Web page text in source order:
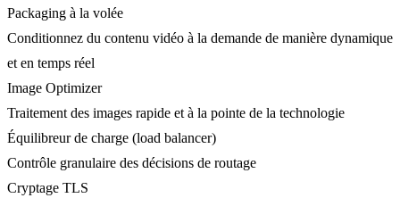
Packaging à la volée
Conditionnez du contenu vidéo à la demande de manière dynamique
et en temps réel
Image Optimizer
Traitement des images rapide et à la pointe de la technologie
Équilibreur de charge (load balancer)
Contrôle granulaire des décisions de routage
Cryptage TLS